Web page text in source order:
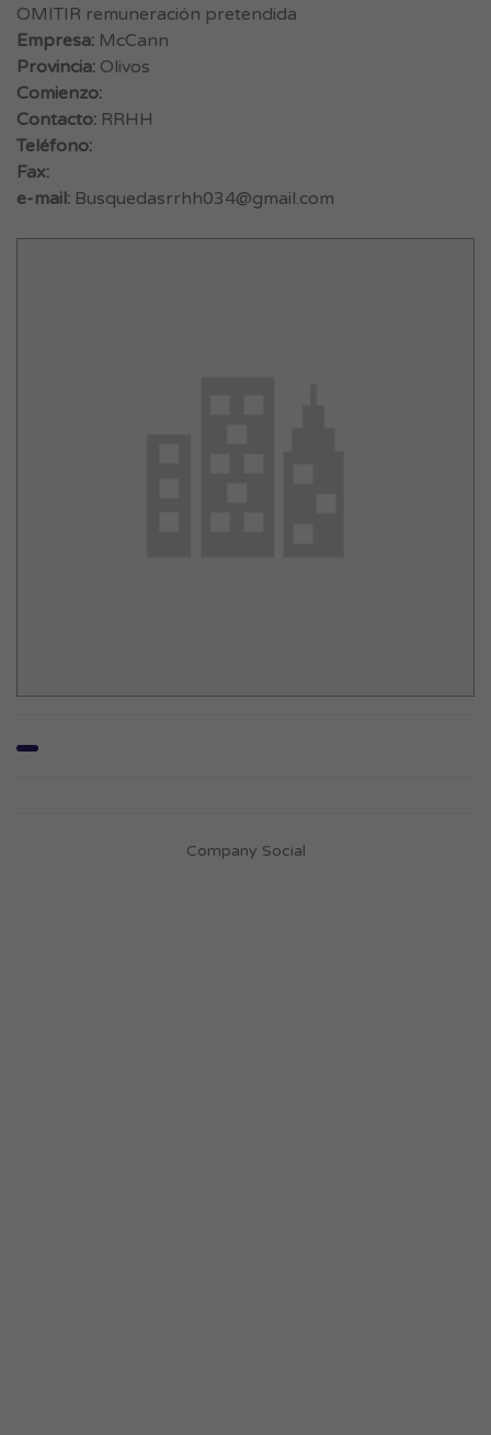
OMITIR remuneración pretendida
Empresa: McCann
Provincia: Olivos
Comienzo:
Contacto: RRHH
Teléfono:
Fax:
e-mail: Busquedasrrhh034@gmail.com
Company Social